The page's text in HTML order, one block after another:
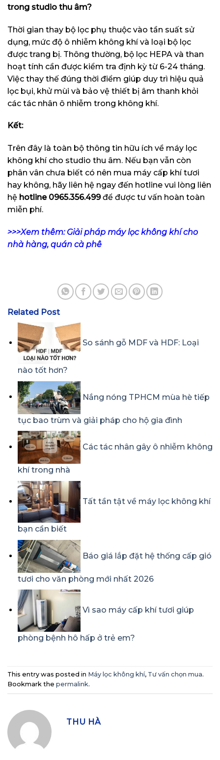
trong studio thu âm?
Thời gian thay bộ lọc phụ thuộc vào tần suất sử
dụng, mức độ ô nhiễm không khí và loại bộ lọc
được trang bị. Thông thường, bộ lọc HEPA và than
hoạt tính cần được kiểm tra định kỳ từ 6-24 tháng.
Việc thay thế đúng thời điểm giúp duy trì hiệu quả
lọc bụi, khử mùi và bảo vệ thiết bị âm thanh khỏi
các tác nhân ô nhiễm trong không khí.
Kết:
Trên đây là toàn bộ thông tin hữu ích về máy lọc
không khí cho studio thu âm. Nếu bạn vẫn còn
phân vân chưa biết có nên mua máy cấp khí tươi
hay không, hãy liên hệ ngay đến hotline vui lòng liên
hệ hotline 0965.356.499để được tư vấn hoàn toàn
miễn phí.
>>>Xem thêm: Giải pháp máy lọc không khí cho
nhà hàng, quán cà phê
Related Post
So sánh gỗ MDF và HDF: Loại
nào tốt hơn?
Nắng nóng TPHCM mùa hè tiếp
tục bao trùm và giải pháp cho hộ gia đình
Các tác nhân gây ô nhiễm không
khí trong nhà
Tất tần tật về máy lọc không khí
bạn cần biết
Báo giá lắp đặt hệ thống cấp gió
tươi cho văn phòng mới nhất 2026
Vì sao máy cấp khí tươi giúp
phòng bệnh hô hấp ở trẻ em?
This entry was posted in Máy lọc không khí, Tư vấn chọn mua.
Bookmark the permalink.
THU HÀ